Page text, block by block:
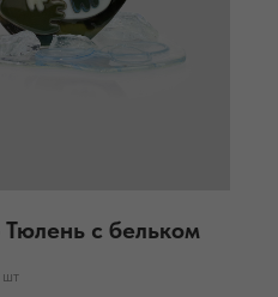
с бельком
шт